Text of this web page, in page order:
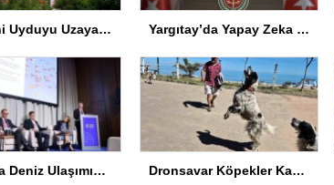
Çin, Yeni Uyduyu Uzaya Gönderdi Yargıtay’da Yapay Zeka Sempozyumu Düzenlendi
NATO’da Deniz Ulaşımında Siber Güvenlik Vurgusu Dronsavar Köpekler Kapısuyu’nda